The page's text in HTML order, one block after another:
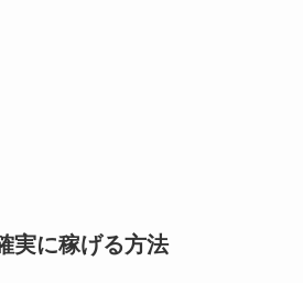
実に稼げる方法